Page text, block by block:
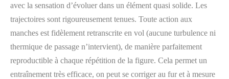
avec la sensation d’évoluer dans un élément quasi solide. Les
trajectoires sont rigoureusement tenues. Toute action aux
manches est fidèlement retranscrite en vol (aucune turbulence ni
thermique de passage n’intervient), de manière parfaitement
reproductible à chaque répétition de la figure. Cela permet un
entraînement très efficace, on peut se corriger au fur et à mesure